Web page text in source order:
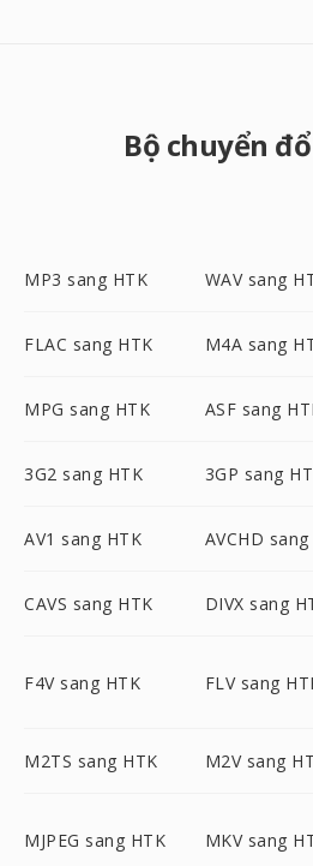
Bộ chuyển
MP3 sang HTK WAV sang
FLAC sang HTK M4A sang
MPG sang HTK ASF sang
3G2 sang HTK 3GP sang
AV1 sang HTK AVCHD
CAVS sang HTK DIVX sang
F4V sang HTK FLV sang
M2TS sang HTK M2V sang
MJPEG sang HTK MKV sang